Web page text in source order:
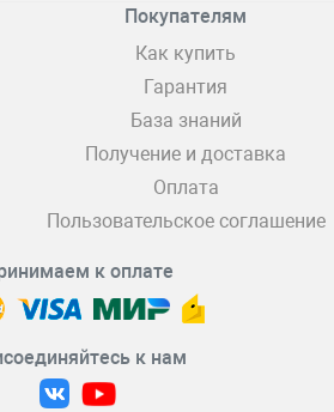
Покупателям
Как купить
Гарантия
База знаний
Получение и доставка
Оплата
Пользовательское соглашение
к оплате
к нам